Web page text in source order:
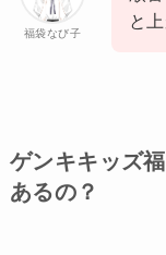
福袋なび子
と
ゲンキキッズ
あるの？